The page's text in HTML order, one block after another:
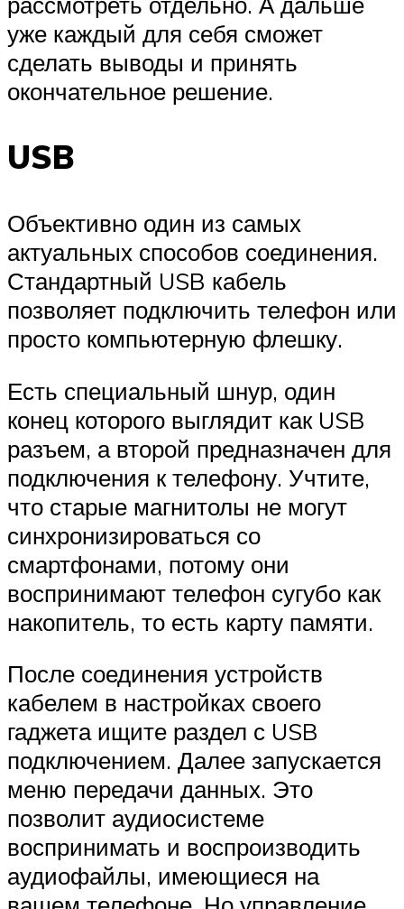
уже каждый для себя сможет
сделать выводы и принять
окончательное решение.
USB
Объективно один из самых
актуальных способов соединения.
Стандартный USB кабель
позволяет подключить телефон или
просто компьютерную флешку.
Есть специальный шнур, один
конец которого выглядит как USB
разъем, а второй предназначен для
подключения к телефону. Учтите,
что старые магнитолы не могут
синхронизироваться со
смартфонами, потому они
воспринимают телефон сугубо как
накопитель, то есть карту памяти.
После соединения устройств
кабелем в настройках своего
гаджета ищите раздел с USB
подключением. Далее запускается
меню передачи данных. Это
позволит аудиосистеме
воспринимать и воспроизводить
аудиофайлы, имеющиеся на